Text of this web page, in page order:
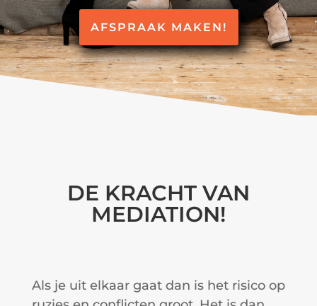
AFSPRAAK MAKEN!
DE KRACHT VAN
MEDIATION!
Als je uit elkaar gaat dan is het risico op